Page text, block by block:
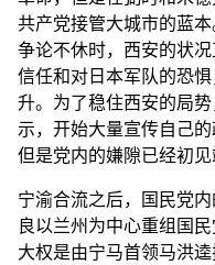
共产党接管大城市的蓝
争论不休时，西安的状
信任和对日本军队的恐
升。为了稳住西安的局
示，开始大量宣传自己
但是党内的嫌隙已经初见
宁渝合流之后，国民党
良以兰州为中心重组国
大权是由宁马首领马洪